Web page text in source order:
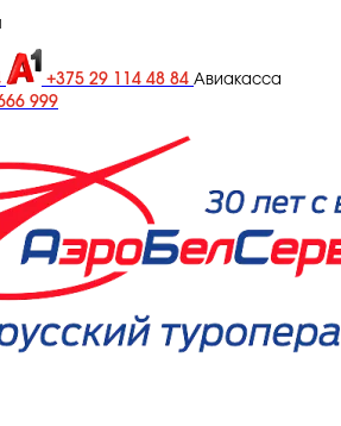
+375 29 114 48 84 Авиакасса
999